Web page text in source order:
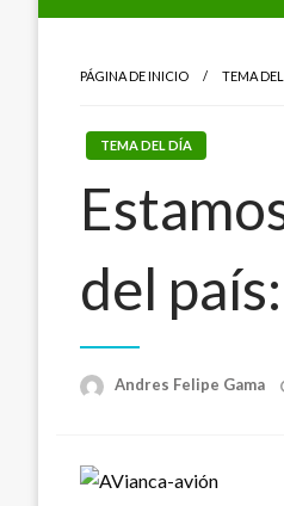
PÁGINA DE INICIO TEMA
TEMA DEL DÍA
del
Andres Felipe Gama